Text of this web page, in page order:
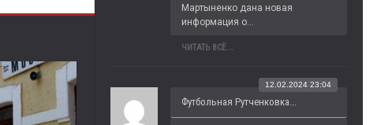
Мартыненко дана новая
информация о...
ЧИТАТЬ ВСЁ...
Футбольная Рутченковка...
12.02.2024 23:04